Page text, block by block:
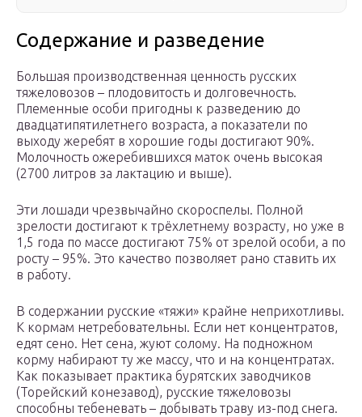
Содержание и разведение
Большая производственная ценность русских
тяжеловозов – плодовитость и долговечность.
Племенные особи пригодны к разведению до
двадцатипятилетнего возраста, а показатели по
выходу жеребят в хорошие годы достигают 90%.
Молочность ожеребившихся маток очень высокая
(2700 литров за лактацию и выше).
Эти лошади чрезвычайно скороспелы. Полной
зрелости достигают к трёхлетнему возрасту, но уже в
1,5 года по массе достигают 75% от зрелой особи, а по
росту – 95%. Это качество позволяет рано ставить их
в работу.
В содержании русские «тяжи» крайне неприхотливы.
К кормам нетребовательны. Если нет концентратов,
едят сено. Нет сена, жуют солому. На подножном
корму набирают ту же массу, что и на концентратах.
Как показывает практика бурятских заводчиков
(Торейский конезавод), русские тяжеловозы
способны тебеневать – добывать траву из-под снега.